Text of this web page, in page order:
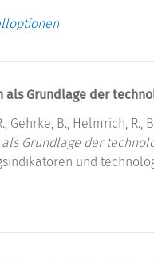
Grundlage der
Gehrke, B., Helmrich,
Grundlage der
und